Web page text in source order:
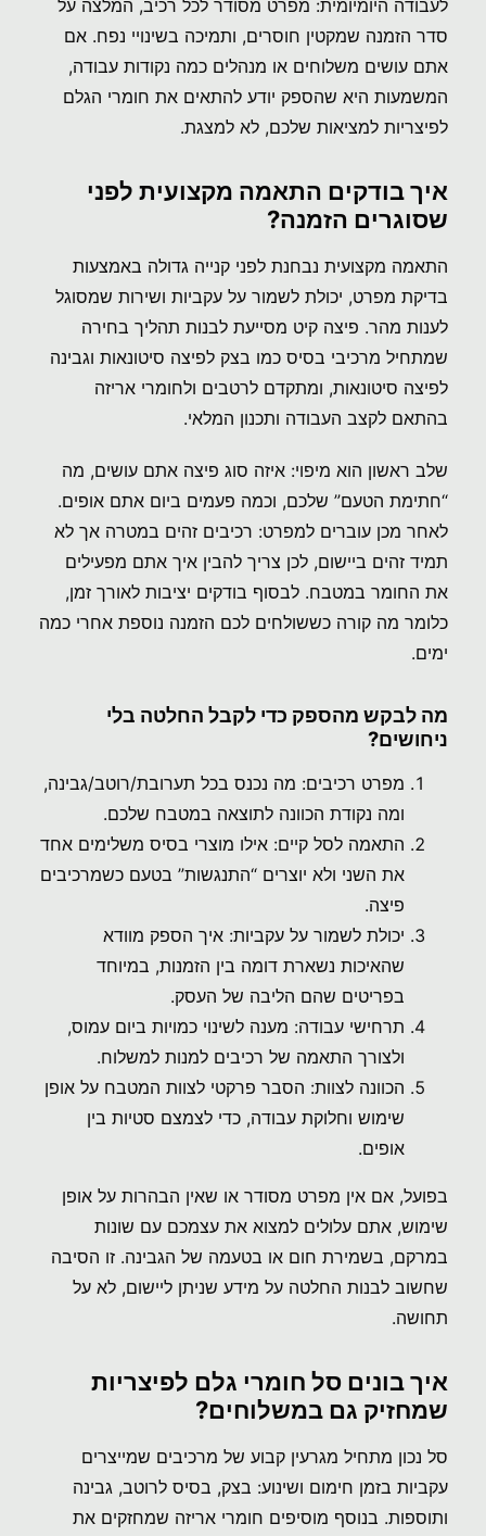
לעבודה היומיומית: מפרט מסודר לכל רכיב, המלצה על
סדר הזמנה שמקטין חוסרים, ותמיכה בשינויי נפח. אם
אתם עושים משלוחים או מנהלים כמה נקודות עבודה,
המשמעות היא שהספק יודע להתאים את חומרי הגלם
לפיצריות למציאות שלכם, לא למצגת.
איך בודקים התאמה מקצועית לפני
שסוגרים הזמנה?
התאמה מקצועית נבחנת לפני קנייה גדולה באמצעות
בדיקת מפרט, יכולת לשמור על עקביות ושירות שמסוגל
לענות מהר. פיצה קיט מסייעת לבנות תהליך בחירה
שמתחיל מרכיבי בסיס כמו בצק לפיצה סיטונאות וגבינה
לפיצה סיטונאות, ומתקדם לרטבים ולחומרי אריזה
בהתאם לקצב העבודה ותכנון המלאי.
שלב ראשון הוא מיפוי: איזה סוג פיצה אתם עושים, מה
“חתימת הטעם” שלכם, וכמה פעמים ביום אתם אופים.
לאחר מכן עוברים למפרט: רכיבים זהים במטרה אך לא
תמיד זהים ביישום, לכן צריך להבין איך אתם מפעילים
את החומר במטבח. לבסוף בודקים יציבות לאורך זמן,
כלומר מה קורה כששולחים לכם הזמנה נוספת אחרי כמה
ימים.
מה לבקש מהספק כדי לקבל החלטה בלי
ניחושים?
מפרט רכיבים: מה נכנס בכל תערובת/רוטב/גבינה,
ומה נקודת הכוונה לתוצאה במטבח שלכם.
התאמה לסל קיים: אילו מוצרי בסיס משלימים אחד
את השני ולא יוצרים “התנגשות” בטעם כשמרכיבים
פיצה.
יכולת לשמור על עקביות: איך הספק מוודא
שהאיכות נשארת דומה בין הזמנות, במיוחד
בפריטים שהם הליבה של העסק.
תרחישי עבודה: מענה לשינוי כמויות ביום עמוס,
ולצורך התאמה של רכיבים למנות למשלוח.
הכוונה לצוות: הסבר פרקטי לצוות המטבח על אופן
שימוש וחלוקת עבודה, כדי לצמצם סטיות בין
אופים.
בפועל, אם אין מפרט מסודר או שאין הבהרות על אופן
שימוש, אתם עלולים למצוא את עצמכם עם שונות
במרקם, בשמירת חום או בטעמה של הגבינה. זו הסיבה
שחשוב לבנות החלטה על מידע שניתן ליישום, לא על
תחושה.
איך בונים סל חומרי גלם לפיצריות
שמחזיק גם במשלוחים?
סל נכון מתחיל מגרעין קבוע של מרכיבים שמייצרים
עקביות בזמן חימום ושינוע: בצק, בסיס לרוטב, גבינה
ותוספות. בנוסף מוסיפים חומרי אריזה שמחזקים את